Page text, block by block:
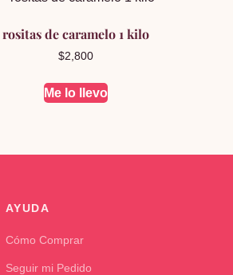
rositas de caramelo 1 kilo
$2,800
Me lo llevo
AYUDA
Cómo Comprar
Seguir mi Pedido